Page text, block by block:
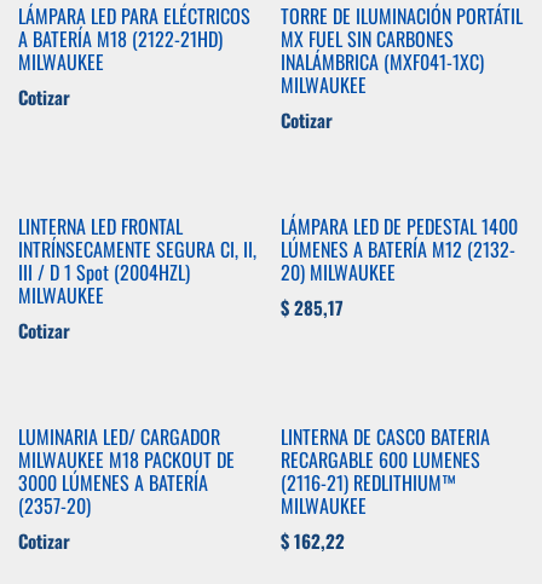
LÁMPARA LED PARA ELÉCTRICOS
A BATERÍA M18 (2122-21HD)
MILWAUKEE
Cotizar
TORRE DE ILUMINACIÓN PORTÁTIL
MX FUEL SIN CARBONES
INALÁMBRICA (MXF041-1XC)
MILWAUKEE
Cotizar
LINTERNA LED FRONTAL
INTRÍNSECAMENTE SEGURA CI, II,
III / D 1 Spot (2004HZL)
MILWAUKEE
Cotizar
LÁMPARA LED DE PEDESTAL 1400
LÚMENES A BATERÍA M12 (2132-
20) MILWAUKEE
$285,17
LUMINARIA LED/ CARGADOR
MILWAUKEE M18 PACKOUT DE
3000 LÚMENES A BATERÍA
(2357-20)
Cotizar
LINTERNA DE CASCO BATERIA
RECARGABLE 600 LUMENES
(2116-21) REDLITHIUM™
MILWAUKEE
$162,22